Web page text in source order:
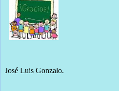
José Luis Gonzalo.